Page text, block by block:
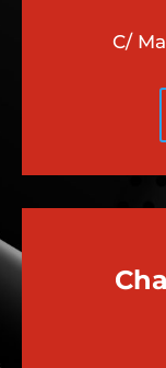
C/